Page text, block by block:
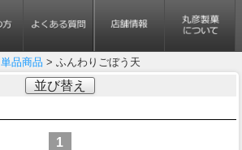
単品商品 > ふんわりごぼう天
並び替え
1